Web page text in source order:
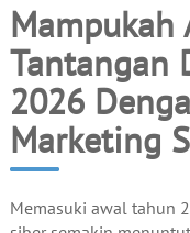
Mampukah
Tantangan
2026
Marketing
Memasuki awal tahun